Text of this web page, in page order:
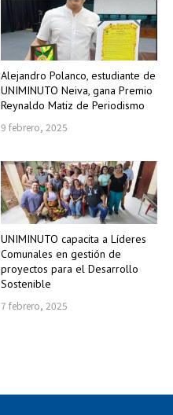
Alejandro Polanco, estudiante de
UNIMINUTO Neiva, gana Premio
Reynaldo Matiz de Periodismo
9 febrero, 2025
UNIMINUTO capacita a Líderes
Comunales en gestión de
proyectos para el Desarrollo
Sostenible
7 febrero, 2025